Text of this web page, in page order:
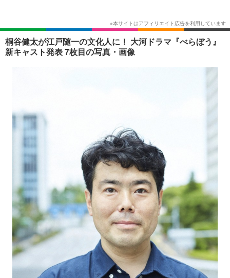
ショッピング その他
桐谷健太が江戸随一の文化人に！ 大河ドラマ『べらぼう』
新キャスト発表 7枚目の写真・画像